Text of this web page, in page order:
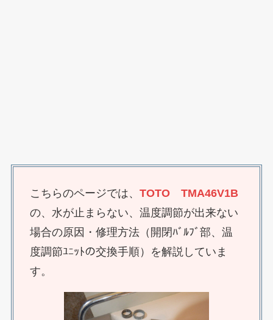
こちらのページでは、 TOTO TMA46V1B
の、水が止まらない、温度調節が出来ない
場合の原因・修理方法（開閉ﾊﾞﾙﾌﾞ部、温
度調節ﾕﾆｯﾄの交換手順）を解説していま
す。